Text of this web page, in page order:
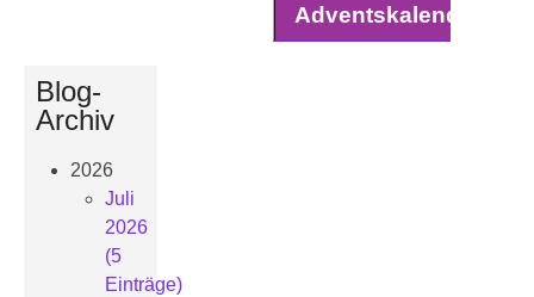
Adventskalender
Blog-
Archiv
2026
Juli
2026
(5
Einträge)